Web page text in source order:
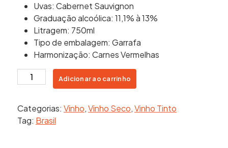
Uvas: Cabernet Sauvignon
Graduação alcoólica: 11,1% à 13%
Litragem: 750ml
Tipo de embalagem: Garrafa
Harmonização: Carnes Vermelhas
Almadén
Cabernet
quantidade
Adicionar ao carrinho
Categorias: Vinho,Vinho Seco,Vinho Tinto
Tag: Brasil